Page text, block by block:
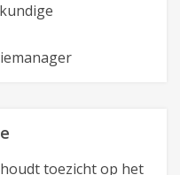
toezicht op het